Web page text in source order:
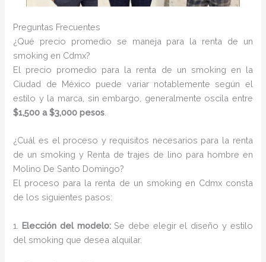
Preguntas Frecuentes
¿Qué precio promedio se maneja para la renta de un
smoking en Cdmx?
El precio promedio para la renta de un smoking en la
Ciudad de México puede variar notablemente según el
estilo y la marca, sin embargo, generalmente oscila entre
$1,500 a $3,000 pesos
¿Cuál es el proceso y requisitos necesarios para la renta
de un smoking y Renta de trajes de lino para hombre en
Molino De Santo Domingo?
El proceso para la renta de un smoking en Cdmx consta
de los siguientes pasos:
1. Elección del modelo:Se debe elegir el diseño y estilo
del smoking que desea alquilar.